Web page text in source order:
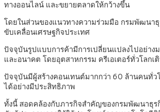
ทางออนไลน์ และขยายตลาดให้กว้างขึ้น
โดยในส่วนของแนวทางความร่วมมือ กรมพัฒนาธุ
ขับเคลื่อนเศรษฐกิจประเทศ
ปัจจุบันรูปแบบการค้ามีการเปลี่ยนแปลงไปอย่า
และอนาคต โดยอุตสาหกรรม ครีเอเตอร์ทั่วโลกเ
ปัจจุบันมีผู้สร้างคอนเทนต์มากกว่า 60 ล้านคนทั่ว
ได้อย่างมีประสิทธิภาพ
ทั้งนี้ สอดคล้องกับภารกิจสำคัญของกรมพัฒนาธุร